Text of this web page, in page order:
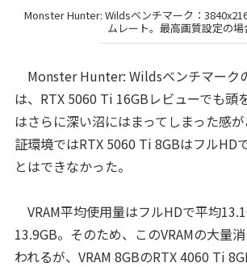
Monster Hunter: Wildsベンチマーク：
ムレート。最高画質設定の場
Monster Hunter: Wildsベンチマーク
は、RTX 5060 Ti 16GBレビューでも頭
はさらに深い沼にはまってしまった感
証環境ではRTX 5060 Ti 8GBはフルHD
とはできなかった。
VRAM平均使用量はフルHDで平均
13.9GB。そのため、このVRAMの大量
われるが、VRAM 8GBのRTX 4060 Ti